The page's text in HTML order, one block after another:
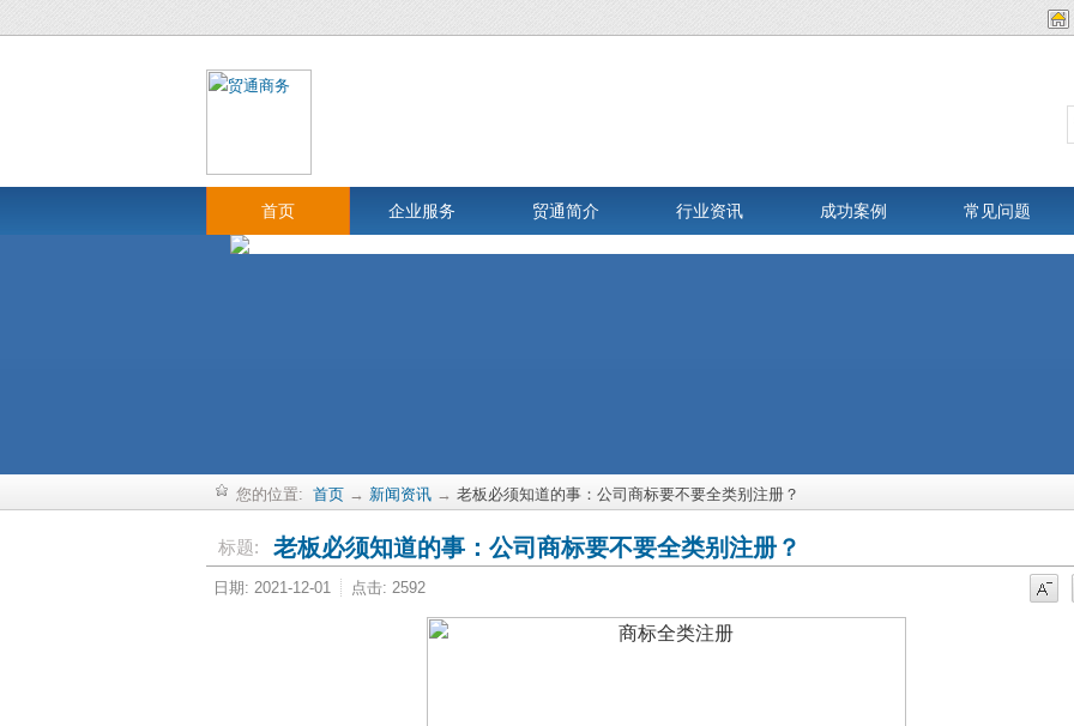
首页 企业服务 贸通简介 行业资讯 成功案例 常见问题
您的位置: 首页 → 新闻资讯 → 老板必须知道的事：公司商标要不要全类别注册？
标题: 老板必须知道的事：公司商标要不要全类别注册？
日期: 2021-12-01 点击: 2592